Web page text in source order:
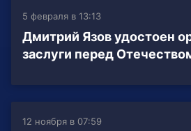
5 февраля в 13:13
Дмитрий Язов удостоен
заслуги перед
12 ноября в 07:59